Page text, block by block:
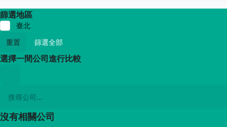
篩選地區
臺北
重置
篩選全部
選擇一間公司進行比較
沒有相關公司